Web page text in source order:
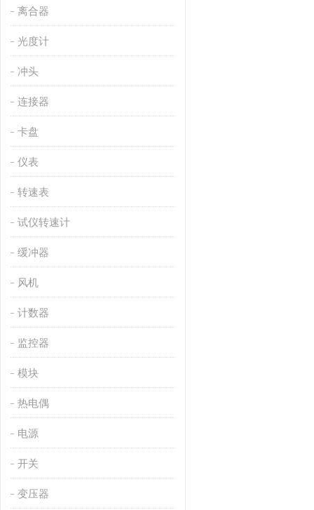
离合器
光度计
冲头
连接器
卡盘
仪表
转速表
试仪转速计
缓冲器
风机
计数器
监控器
模块
热电偶
电源
开关
变压器